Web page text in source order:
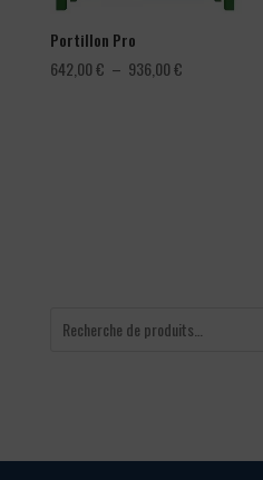
Portillon Pro
642,00€ – 936,00€Plage